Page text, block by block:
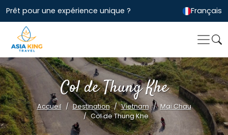
Prêt pour une expérience unique ? Français
Col de Thung Khe
Accueil Destination Vietnam
Mai Chau
Col de Thung Khe